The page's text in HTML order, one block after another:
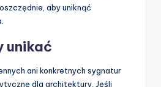
aby uniknąć
unikać
ani konkretnych sygnatur
dla architektury. Jeśli